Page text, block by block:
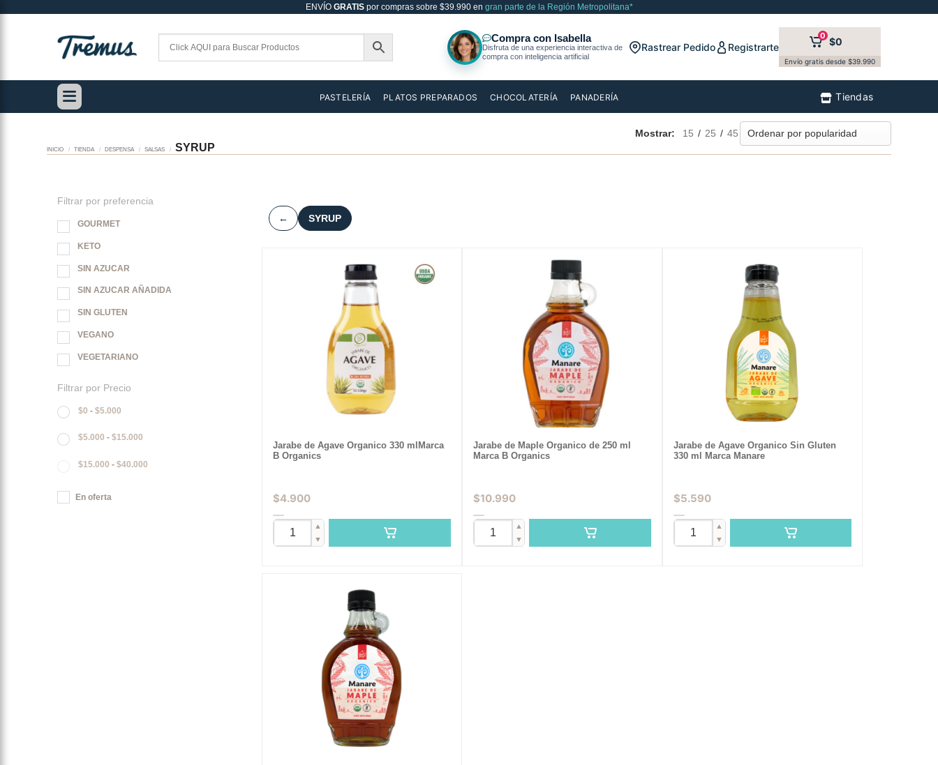
ENVÍO GRATISpor compras sobre $39.990 en gran parte de la Región Metropolitana*
Rastrear Pedido Registrarte
0 $0
Envío gratis desde $39.990
PASTELERÍA PLATOS PREPARADOS CHOCOLATERÍA PANADERÍA Tiendas
INICIO / TIENDA / DESPENSA / SALSAS / SYRUP
Mostrar: 15 / 25 / 45
Filtrar por preferencia
GOURMET
KETO
SIN AZUCAR
SIN AZUCAR AÑADIDA
SIN GLUTEN
VEGANO
VEGETARIANO
Filtrar por Precio
$0 -$5.000
$5.000 -$15.000
$15.000 -$40.000
En oferta
← SYRUP
Jarabe de Agave Organico 330 mlMarca
B Organics
$4.900
▲
▼
Jarabe de Maple Organico de 250 ml
Marca B Organics
$10.990
▲
▼
Jarabe de Agave Organico Sin Gluten
330 ml Marca Manare
$5.590
▲
▼